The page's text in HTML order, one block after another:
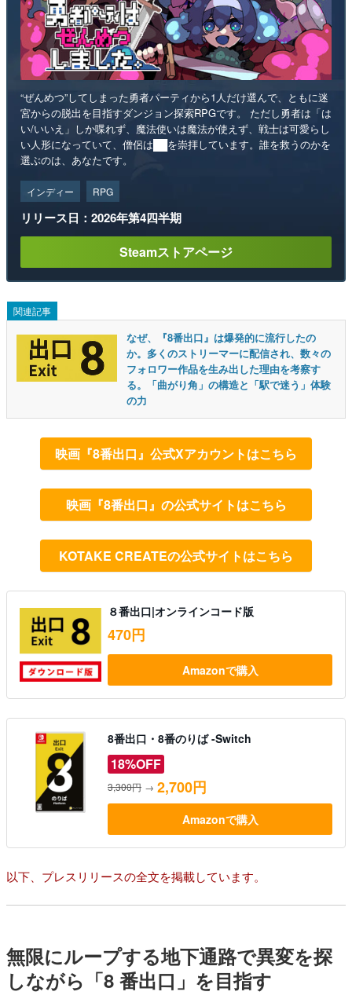
“ぜんめつ”してしまった勇者パーティから1人だけ選んで、ともに迷
宮からの脱出を目指すダンジョン探索RPGです。 ただし勇者は「は
い/いいえ」しか喋れず、魔法使いは魔法が使えず、戦士は可愛らし
い人形になっていて、僧侶は██を崇拝しています。誰を救うのかを
選ぶのは、あなたです。
インディー RPG
リリース日：2026年第4四半期
Steamストアページ
関連記事
なぜ、『8番出口』は爆発的に流行したの
か。多くのストリーマーに配信され、数々の
フォロワー作品を生み出した理由を考察す
る。「曲がり角」の構造と「駅で迷う」体験
の力
映画『8番出口』公式Xアカウントはこちら
映画『8番出口』の公式サイトはこちら
KOTAKE CREATEの公式サイトはこちら
８番出口|オンラインコード版
470円
Amazonで購入
8番出口・8番のりば -Switch
18%OFF
3,300円 → 2,700円
Amazonで購入
以下、プレスリリースの全文を掲載しています。
無限にループする地下通路で異変を探
しながら「8 番出口」を目指す